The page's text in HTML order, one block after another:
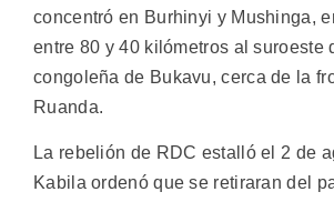
concentró en Burhinyi y Mushinga,
entre 80 y 40 kilómetros al suroeste
congoleña de Bukavu, cerca de la
Ruanda.
La rebelión de RDC estalló el 2 de
Kabila ordenó que se retiraran del